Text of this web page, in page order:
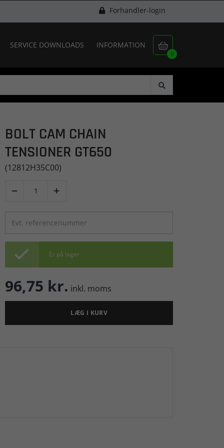
Forhandler-login

0
SERVICE DOWNLOADS INFORMATION
BOLT CAM CHAIN
TENSIONER GT650
(12812H35C00)
 
 Er på lager
96,75 kr. inkl. moms
LÆG I KURV